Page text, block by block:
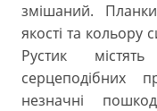
змішаний.
якості та
Рустик
серцеподібних
незначні